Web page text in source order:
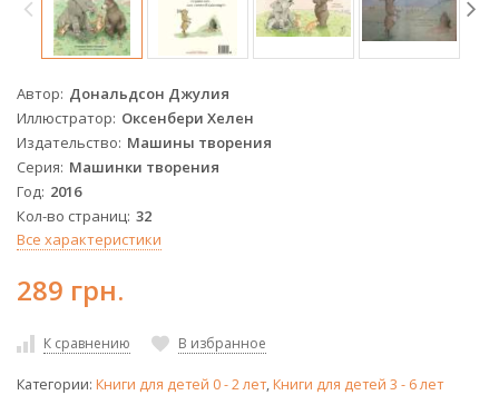
Автор Дональдсон Джулия
Иллюстратор Оксенбери Хелен
Издательство Машины творения
Серия Машинки творения
Год 2016
Кол-во страниц 32
Все характеристики
289 грн.
К сравнению В избранное
Категории: Книги для детей 0 - 2 лет,Книги для детей 3 - 6 лет